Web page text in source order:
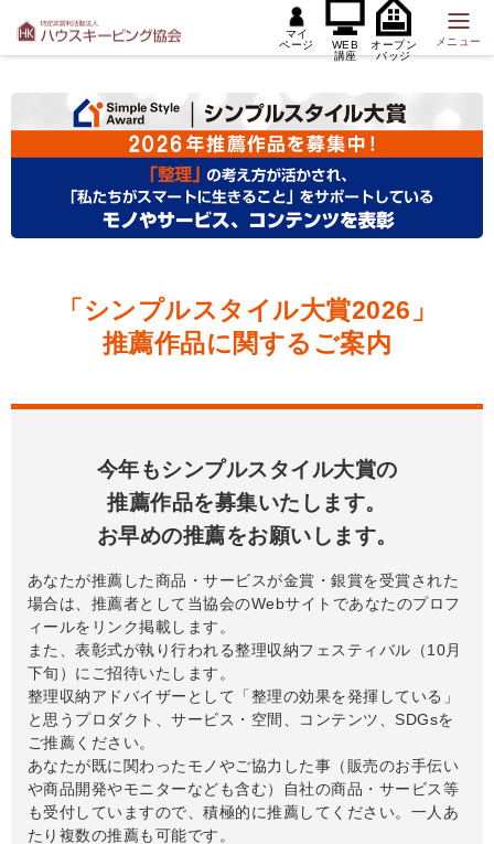
マイ
ページ
WEB
講座
オープン
バッジ
メニュー
「シンプルスタイル大賞2026」
推薦作品に関するご案内
今年もシンプルスタイル大賞の
推薦作品を募集いたします。
お早めの推薦をお願いします。
あなたが推薦した商品・サービスが金賞・銀賞を受賞された
場合は、推薦者として当協会のWebサイトであなたのプロフ
ィールをリンク掲載します。
また、表彰式が執り行われる整理収納フェスティバル（10月
下旬）にご招待いたします。
整理収納アドバイザーとして「整理の効果を発揮している」
と思うプロダクト、サービス・空間、コンテンツ、SDGsを
ご推薦ください。
あなたが既に関わったモノやご協力した事（販売のお手伝い
や商品開発やモニターなども含む）自社の商品・サービス等
も受付していますので、積極的に推薦してください。一人あ
たり複数の推薦も可能です。